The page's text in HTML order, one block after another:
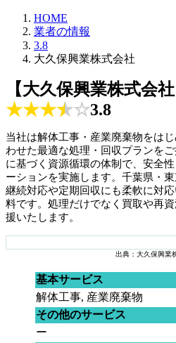
HOME
業者の情報
3.8
大久保興業株式会社
【大久保興業株式会
★★★★☆3.8
当社は解体工事・産業廃棄物をは
わせた最適な処理・回収プランを
に基づく資源循環の体制で、安全
ーションを実施します。千葉県・
継続対応や定期回収にも柔軟に対
料です。処理だけでなく買取や再
援いたします。
出典：大久保興業
基本サービス
解体工事, 産業廃棄物
その他のサービス
ー